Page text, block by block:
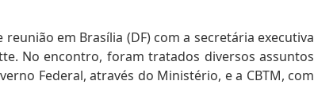
em Brasília (DF) com a secretária executiva
No encontro, foram tratados diversos assuntos
Federal, através do Ministério, e a CBTM, com